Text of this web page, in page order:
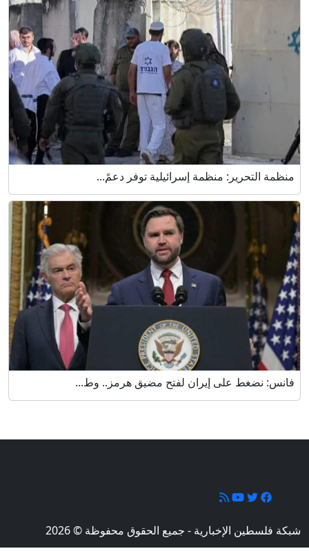
منظمة التحرير: منظمة إسرائيلية توفر دعمً...
فانس: نضغط على إيران لفتح مضيق هرمز.. وط...
شبكة فلسطين الإخبارية - جميع الحقوق محفوظة © 2026